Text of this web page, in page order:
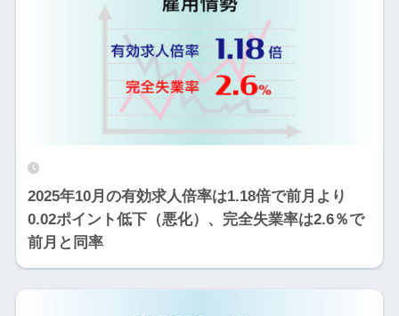
2025年10月の有効求人倍率は1.18倍で前月より
0.02ポイント低下（悪化）、完全失業率は2.6％で
前月と同率